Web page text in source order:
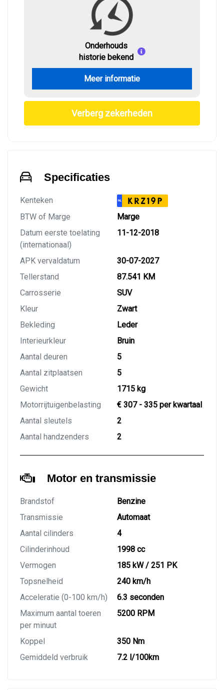
Onderhouds
historie bekend
Meer informatie
Verberg zekerheden
Specificaties
Kenteken NL KRZ19P
BTW of Marge
Marge
Datum eerste toelating
(internationaal)
11-12-2018
APK vervaldatum
30-07-2027
Tellerstand
87.541 KM
Carrosserie
SUV
Kleur
Zwart
Bekleding
Leder
Interieurkleur
Bruin
Aantal deuren
5
Aantal zitplaatsen
5
Gewicht
1715 kg
Motorrijtuigenbelasting
€ 307 - 335 per kwartaal
Aantal sleutels
2
Aantal handzenders
2
Motor en transmissie
Brandstof
Benzine
Transmissie
Automaat
Aantal cilinders
4
Cilinderinhoud
1998 cc
Vermogen
185 kW / 251 PK
Topsnelheid
240 km/h
Acceleratie (0-100 km/h)
6.3 seconden
Maximum aantal toeren
per minuut
5200 RPM
Koppel
350 Nm
Gemiddeld verbruik
7.2 l/100km